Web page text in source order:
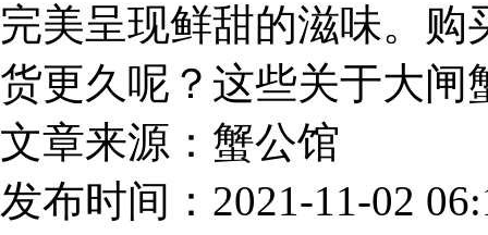
完美呈现鲜甜的滋味。
货更久呢？这些关于大
文章来源：蟹公馆
发布时间：2021-11-02